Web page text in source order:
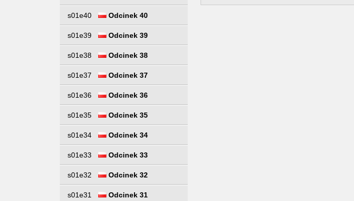
s01e40 Odcinek 40
s01e39 Odcinek 39
s01e38 Odcinek 38
s01e37 Odcinek 37
s01e36 Odcinek 36
s01e35 Odcinek 35
s01e34 Odcinek 34
s01e33 Odcinek 33
s01e32 Odcinek 32
s01e31 Odcinek 31